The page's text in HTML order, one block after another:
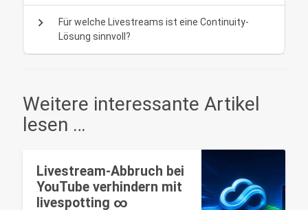
chevron_right
Für welche Livestreams ist eine Continuity-
Lösung sinnvoll?
Weitere interessante Artikel
lesen …
Livestream-Abbruch bei
YouTube verhindern mit
livespotting ∞